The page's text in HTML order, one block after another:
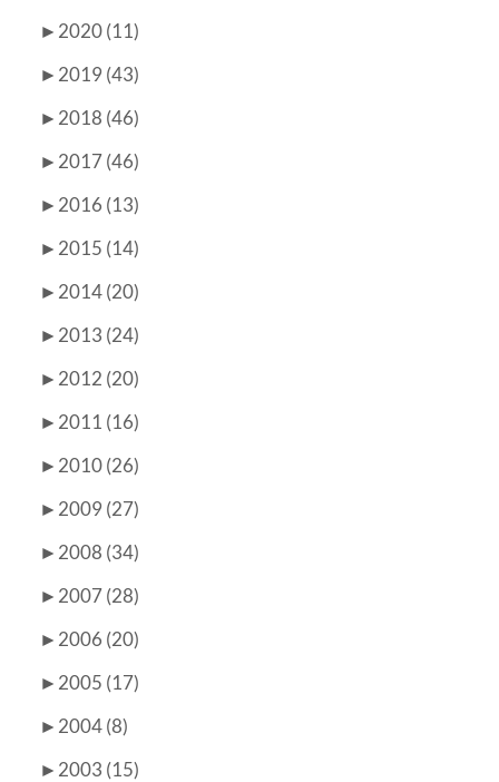
► 2020 (11)
► 2019 (43)
► 2018 (46)
► 2017 (46)
► 2016 (13)
► 2015 (14)
► 2014 (20)
► 2013 (24)
► 2012 (20)
► 2011 (16)
► 2010 (26)
► 2009 (27)
► 2008 (34)
► 2007 (28)
► 2006 (20)
► 2005 (17)
► 2004 (8)
► 2003 (15)